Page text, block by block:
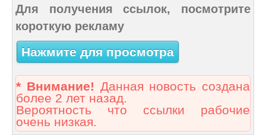
Для получения ссылок, посмотрите
короткую рекламу
Нажмите для просмотра
* Внимание! Данная новость создана
более 2 лет назад.
Вероятность что ссылки рабочие
очень низкая.